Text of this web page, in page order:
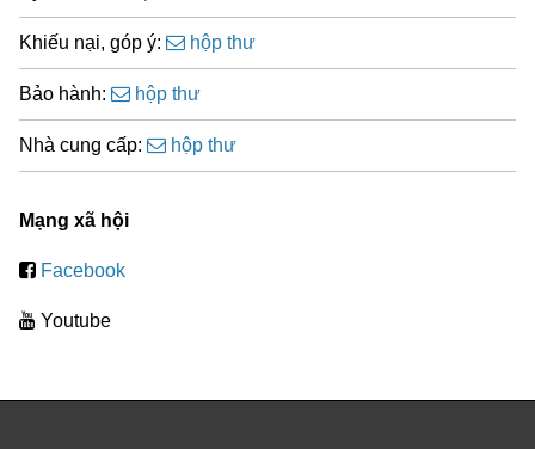
Khiếu nại, góp ý: hộp thư
Bảo hành: hộp thư
Nhà cung cấp: hộp thư
Mạng xã hội
Facebook
Youtube